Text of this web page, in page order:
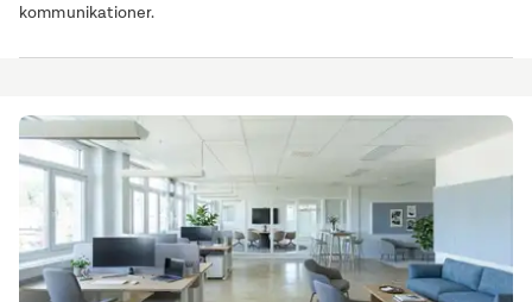
kommunikationer.